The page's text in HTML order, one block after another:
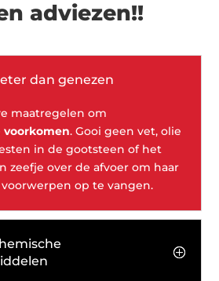
adviezen!!
dan genezen
maatregelen om
voorkomen. Gooi geen vet, olie
in de gootsteen of het
zeefje over de afvoer om haar
op te vangen.